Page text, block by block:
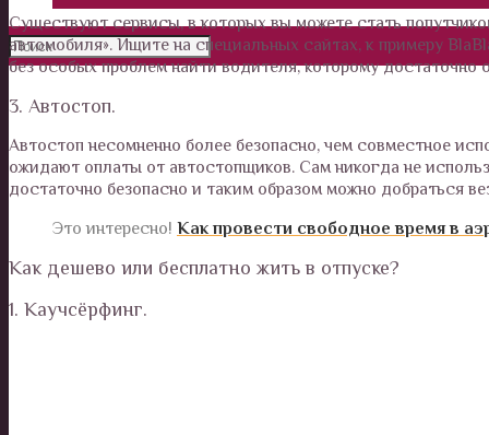
Существуют сервисы, в которых вы можете стать
автомобиля». Ищите на специальных сайтах, к примеру
без особых проблем найти водителя, которому достаточно
3. Автостоп.
Автостоп несомненно более безопасно, чем совместное
ожидают оплаты от автостопщиков. Сам никогда не
достаточно безопасно и таким образом можно добраться
Это интересно! Как провести свободное время в
Как дешево или бесплатно жить в отпуске?
1. Каучсёрфинг.